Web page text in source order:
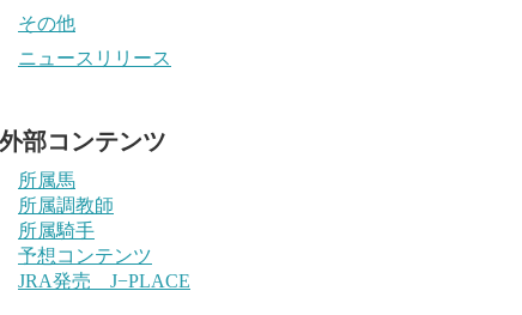
その他
ニュースリリース
外部コンテンツ
所属馬
所属調教師
所属騎手
予想コンテンツ
JRA発売 J−PLACE